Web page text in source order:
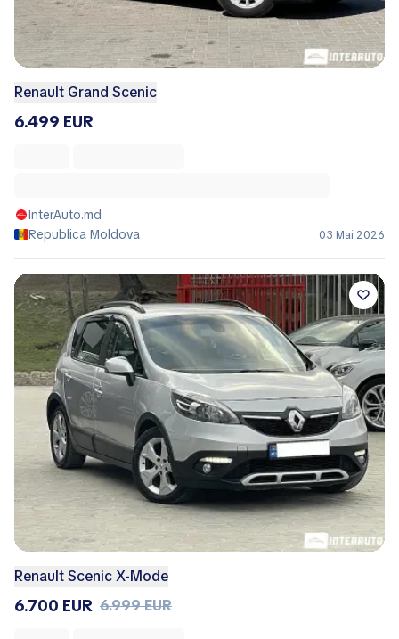
Renault Grand Scenic
6.499 EUR
InterAuto.md
Republica Moldova
03 Mai 2026
Renault Scenic X-Mode
6.700 EUR 6.999 EUR